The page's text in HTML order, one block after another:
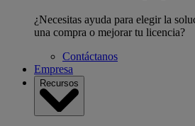
¿Necesitas ayuda para elegir la
una compra o mejorar tu licencia?
Contáctanos
Empresa
Recursos